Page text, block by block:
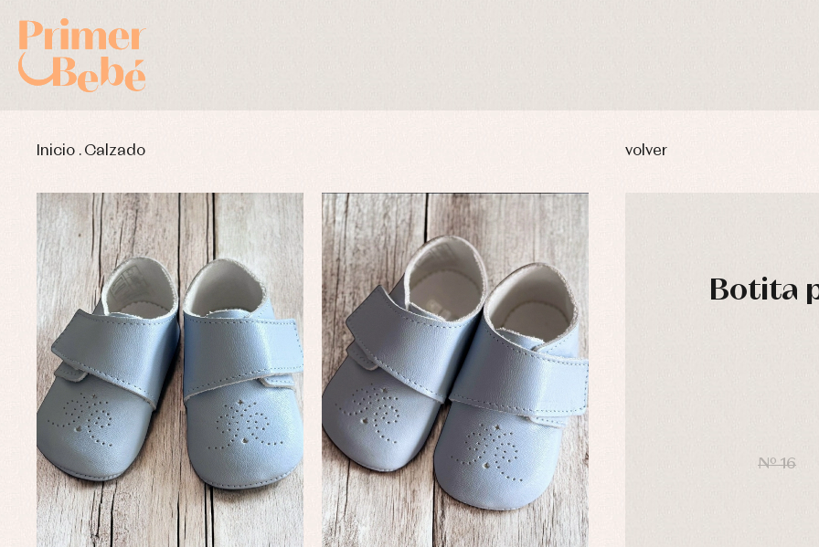
Inicio . Calzado volver
Botita
Nº 16
Complementos de bautizo
Conjuntos
Faldones de bautizo
Peleles y ranitas
Baberos
Blusas y camisas
Chaquetas y abrigos
Complementos
Conjuntos
Peleles y ranitas
Ropa interior
Vestidos
Arras y fiesta
Camisas
Chaquetas y jerseys
Conjuntos
Pantalones
Peleles y ranitas
Ropa de abrigo
Ropa de baño